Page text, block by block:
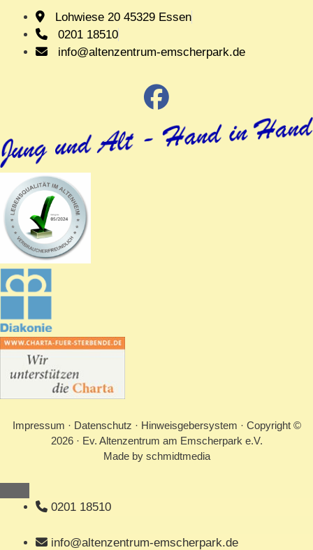
Lohwiese 20 45329 Essen
0201 18510
info@altenzentrum-emscherpark.de
Impressum · Datenschutz · Hinweisgebersystem · Copyright ©
2026 · Ev. Altenzentrum am Emscherpark e.V.
Made by schmidtmedia
Schließen
0201 18510
info@altenzentrum-emscherpark.de